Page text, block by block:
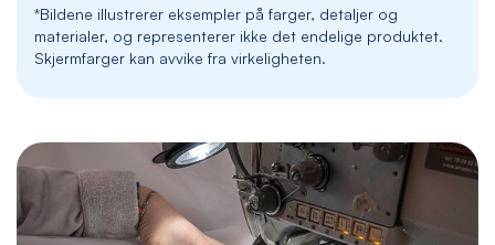
*Bildene illustrerer eksempler på farger, detaljer og
materialer, og representerer ikke det endelige produktet.
Skjermfarger kan avvike fra virkeligheten.